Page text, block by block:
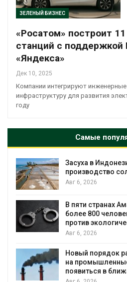
ЗЕЛЕНЫЙ БИЗНЕС
«Росатом» построит
станций с поддержкой
«Яндекса»
Дек 10, 2025
Компании интегрируют
инфраструктуру для развития
году
Самые
Засуха в
производство
Авг 6, 2026
В пяти странах
более 800
против
Авг 6, 2026
Новый порядок
на
появиться в